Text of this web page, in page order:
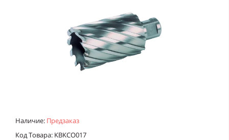
Наличие: Предзаказ
Код Товара: KBKCO017